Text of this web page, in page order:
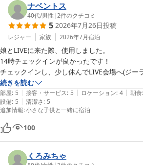
ナベントス
40代/男性 |2件のクチコミ
5 2026年7月26日投稿
レジャー 家族 2026年7月宿泊
娘とLIVEに来た際、使用しました。
14時チェックインが良かったです！
チェックインし、少し休んでLIVE会場へ(ジー
でしたが、影もあり行きやすかったです！
部屋も綺麗で満足でした！
朝食も美味しかったです。
カレーは美味しかったですが、エリンギ？が
かったかな。。
続きを読む
部屋: 5 | 接客・サービス: 5 | ロケーション: 4 | 朝食:
設備: 5 | 清潔さ: 5
追加情報:小さな子供と一緒に宿泊
100
くろみちゃ